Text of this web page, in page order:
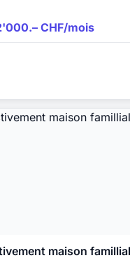
CHF/mois
maison